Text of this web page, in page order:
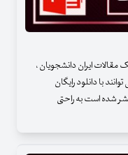
مقالات ایران دانشجویان ،
با دانلود رایگان
شده است به راحتی